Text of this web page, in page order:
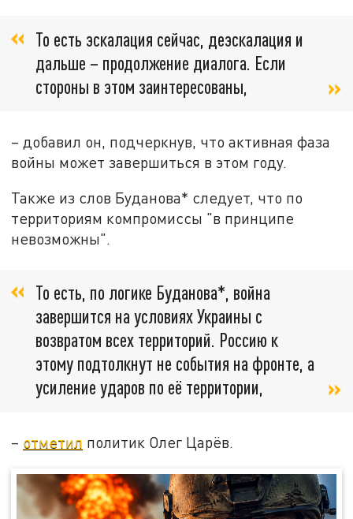
То есть эскалация сейчас, деэскалация и
дальше – продолжение диалога. Если
стороны в этом заинтересованы,
– добавил он, подчеркнув, что активная фаза
войны может завершиться в этом году.
Также из слов Буданова* следует, что по
территориям компромиссы "в принципе
невозможны".
То есть, по логике Буданова*, война
завершится на условиях Украины с
возвратом всех территорий. Россию к
этому подтолкнут не события на фронте, а
усиление ударов по её территории,
– отметил политик Олег Царёв.